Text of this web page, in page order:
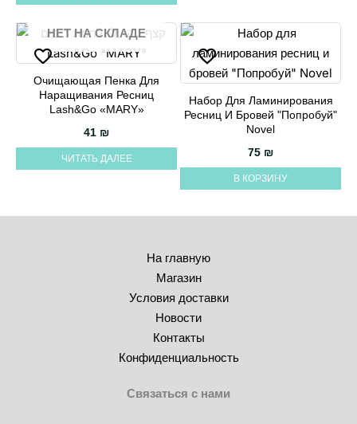
НЕТ НА СКЛАДЕ
Очищающая Пенка Для
Наращивания Ресниц
Lash&Go «MARY»
41 ₪
ЧИТАТЬ ДАЛЕЕ
Набор Для Ламинирования
Ресниц И Бровей "Попробуй"
Novel
75 ₪
В КОРЗИНУ
На главную
Магазин
Условия доставки
Новости
Контакты
Конфиденциальность
Связаться с нами